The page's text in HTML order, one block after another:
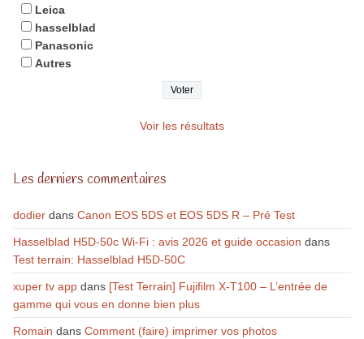
Leica
hasselblad
Panasonic
Autres
Voir les résultats
Les derniers commentaires
dodierdans Canon EOS 5DS et EOS 5DS R – Pré Test
Hasselblad H5D-50c Wi-Fi : avis 2026 et guide occasion dans
Test terrain: Hasselblad H5D-50C
xuper tv appdans [Test Terrain] Fujifilm X-T100 – L’entrée de
gamme qui vous en donne bien plus
Romain dans Comment (faire) imprimer vos photos